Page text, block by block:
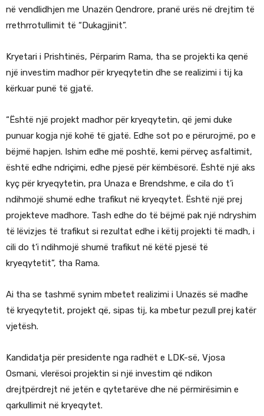
në vendlidhjen me Unazën Qendrore, pranë urës në drejtim të
rrethrrotullimit të “Dukagjinit”.
Kryetari i Prishtinës, Përparim Rama, tha se projekti ka qenë
një investim madhor për kryeqytetin dhe se realizimi i tij ka
kërkuar punë të gjatë.
“Është një projekt madhor për kryeqytetin, që jemi duke
punuar kogja një kohë të gjatë. Edhe sot po e përurojmë, po e
bëjmë hapjen. Ishim edhe më poshtë, kemi përveç asfaltimit,
është edhe ndriçimi, edhe pjesë për këmbësorë. Është një aks
kyç për kryeqytetin, pra Unaza e Brendshme, e cila do t’i
ndihmojë shumë edhe trafikut në kryeqytet. Është një prej
projekteve madhore. Tash edhe do të bëjmë pak një ndryshim
të lëvizjes të trafikut si rezultat edhe i këtij projekti të madh, i
cili do t’i ndihmojë shumë trafikut në këtë pjesë të
kryeqytetit”, tha Rama.
Ai tha se tashmë synim mbetet realizimi i Unazës së madhe
të kryeqytetit, projekt që, sipas tij, ka mbetur pezull prej katër
vjetësh.
Kandidatja për presidente nga radhët e LDK-së, Vjosa
Osmani, vlerësoi projektin si një investim që ndikon
drejtpërdrejt në jetën e qytetarëve dhe në përmirësimin e
qarkullimit në kryeqytet.